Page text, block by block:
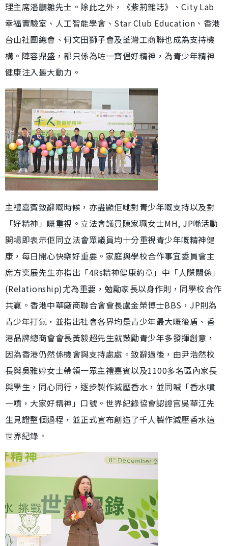
理主席潘鵬雛先士。除此之外，《紫荊雜誌》、City Lab
幸福實驗室、人工智能學會、Star Club Education、香港
台山社團總會、何文田獅子會及荃灣工商聯也成為支持機
構。陣容鼎盛，都只係為咗一齊倡好精神，為青少年精神
健康注入最大動力。
主禮嘉賓致辭嘅時候，亦盡顯佢哋對青少年嘅支持以及對
「好精神」嘅重視。立法會議員陳家珮女士MH, JP喺活動
開場即表示佢同立法會眾議員均十分重視青少年嘅精神健
康，每日開心快樂好重要。家庭與學校合作事宜委員會主
席方奕展先生亦指出「4Rs精神健康約章」中「人際關係」
(Relationship)尤為重要，勉勵家長以身作則，同學校合作
共贏。香港中華廠商聯合會會長盧金榮博士BBS，JP則為
青少年打氣，並指出社會各界均是青少年最大嘅後盾、香
港品牌總商會會長黃毅超先生就鼓勵青少年多發揮創意，
因為香港仍然係機會與支持處處。致辭過後，由尹浩然校
長與吳雅婷女士帶領一眾主禮嘉賓以及1100多名區內家長
與學生，同心同行，逐步製作減壓香水，並同喊「香水噴
一噴，大家好精神」口號。世界紀錄協會認證官吳華江先
生見證整個過程，並正式宣布創造了千人製作減壓香水這
世界紀錄。